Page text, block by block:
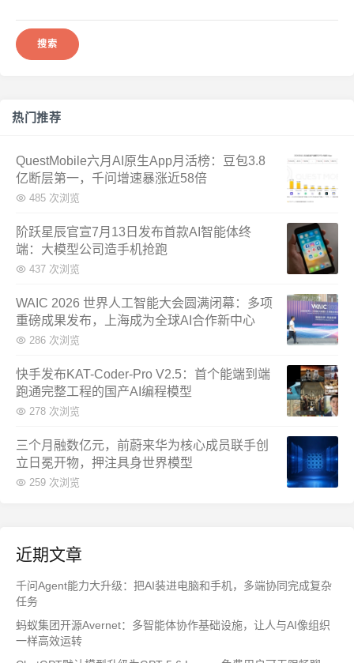
热门推荐
QuestMobile六月AI原生App月活榜：豆包3.8
亿断层第一，千问增速暴涨近58倍
485 次浏览
阶跃星辰官宣7月13日发布首款AI智能体终
端：大模型公司造手机抢跑
437 次浏览
WAIC 2026 世界人工智能大会圆满闭幕：多项
重磅成果发布，上海成为全球AI合作新中心
286 次浏览
快手发布KAT-Coder-Pro V2.5：首个能端到端
跑通完整工程的国产AI编程模型
278 次浏览
三个月融数亿元，前蔚来华为核心成员联手创
立日冕开物，押注具身世界模型
259 次浏览
近期文章
千问Agent能力大升级：把AI装进电脑和手机，多端协同完成复杂
任务
蚂蚁集团开源Avernet：多智能体协作基础设施，让人与AI像组织
一样高效运转